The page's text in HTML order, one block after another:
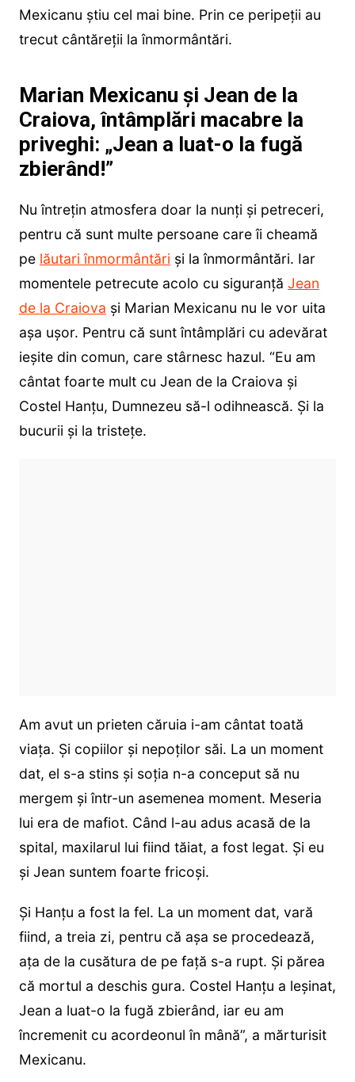
Mexicanu știu cel mai bine. Prin ce peripeții au
trecut cântăreții la înmormântări.
Marian Mexicanu și Jean de la
Craiova, întâmplări macabre la
priveghi: „Jean a luat-o la fugă
zbierând!”
Nu întrețin atmosfera doar la nunți și petreceri,
pentru că sunt multe persoane care îi cheamă
pe lăutari înmormântări și la înmormântări. Iar
momentele petrecute acolo cu siguranță Jean
de la Craiova și Marian Mexicanu nu le vor uita
așa ușor. Pentru că sunt întâmplări cu adevărat
ieșite din comun, care stârnesc hazul. “Eu am
cântat foarte mult cu Jean de la Craiova și
Costel Hanțu, Dumnezeu să-l odihnească. Și la
bucurii și la tristețe.
Am avut un prieten căruia i-am cântat toată
viața. Și copiilor și nepoților săi. La un moment
dat, el s-a stins și soția n-a conceput să nu
mergem și într-un asemenea moment. Meseria
lui era de mafiot. Când l-au adus acasă de la
spital, maxilarul lui fiind tăiat, a fost legat. Și eu
și Jean suntem foarte fricoși.
Și Hanțu a fost la fel. La un moment dat, vară
fiind, a treia zi, pentru că așa se procedează,
ața de la cusătura de pe față s-a rupt. Și părea
că mortul a deschis gura. Costel Hanțu a leșinat,
Jean a luat-o la fugă zbierând, iar eu am
încremenit cu acordeonul în mână”, a mărturisit
Mexicanu.